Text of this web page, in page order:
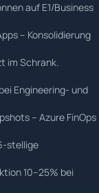
auf E1/Business
– Konsolidierung
im Schrank.
Engineering- und
– Azure FinOps
stellige
10–25% bei